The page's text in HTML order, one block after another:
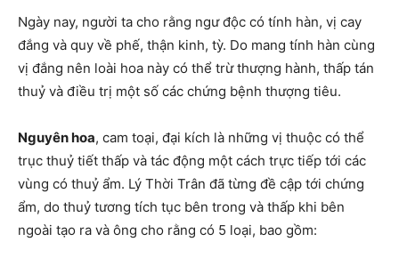
Ngày nay, người ta cho rằng ngư độc có tính hàn, vị cay
đắng và quy về phế, thận kinh, tỳ. Do mang tính hàn cùng
vị đắng nên loài hoa này có thể trừ thượng hành, thấp tán
thuỷ và điều trị một số các chứng bệnh thượng tiêu.
Nguyên hoa, cam toại, đại kích là những vị thuộc có thể
trục thuỷ tiết thấp và tác động một cách trực tiếp tới các
vùng có thuỷ ẩm. Lý Thời Trân đã từng đề cập tới chứng
ẩm, do thuỷ tương tích tục bên trong và thấp khi bên
ngoài tạo ra và ông cho rằng có 5 loại, bao gồm: